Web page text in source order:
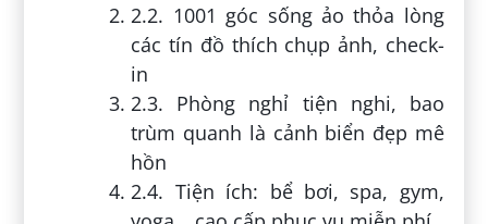
2.2. 1001 góc sống ảo thỏa lòng
các tín đồ thích chụp ảnh, check-
in
2.3. Phòng nghỉ tiện nghi, bao
trùm quanh là cảnh biển đẹp mê
hồn
2.4. Tiện ích: bể bơi, spa, gym,